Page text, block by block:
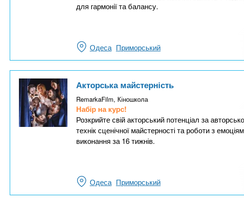
для гармонії та балансу.
Одеса Приморський
Акторська майстерність
RemarkaFilm, Кіношкола
Набір на курс!
Розкрийте свій акторський потенціал за
технік сценічної майстерності та роботи з
виконання за 16 тижнів.
Одеса Приморський